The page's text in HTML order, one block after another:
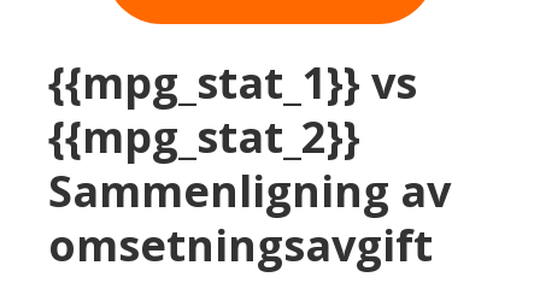
{{mpg_stat_1}} vs
{{mpg_stat_2}}
Sammenligning av
omsetningsavgift